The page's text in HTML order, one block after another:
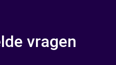
vragen